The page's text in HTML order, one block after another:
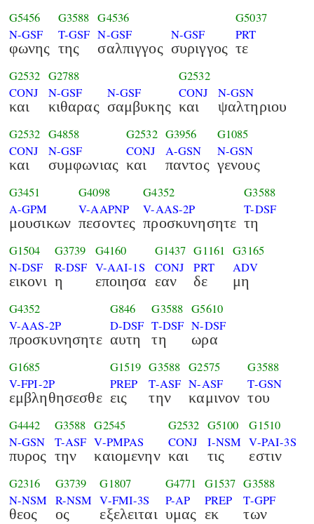
G5456
N-GSF
φωνης
G3588
T-GSF
της
G4536
N-GSF
σαλπιγγος
N-GSF
συριγγος
G5037
PRT
τε
G2532
CONJ
και
G2788
N-GSF
κιθαρας
N-GSF
σαμβυκης
G2532
CONJ
και
N-GSN
ψαλτηριου
G2532
CONJ
και
G4858
N-GSF
συμφωνιας
G2532
CONJ
και
G3956
A-GSN
παντος
G1085
N-GSN
γενους
G3451
A-GPM
μουσικων
G4098
V-AAPNP
πεσοντες
G4352
V-AAS-2P
προσκυνησητε
G3588
T-DSF
τη
G1504
N-DSF
εικονι
G3739
R-DSF
η
G4160
V-AAI-1S
εποιησα
G1437
CONJ
εαν
G1161
PRT
δε
G3165
ADV
μη
G4352
V-AAS-2P
προσκυνησητε
G846
D-DSF
αυτη
G3588
T-DSF
τη
G5610
N-DSF
ωρα
G1685
V-FPI-2P
εμβληθησεσθε
G1519
PREP
εις
G3588
T-ASF
την
G2575
N-ASF
καμινον
G3588
T-GSN
του
G4442
N-GSN
πυρος
G3588
T-ASF
την
G2545
V-PMPAS
καιομενην
G2532
CONJ
και
G5100
I-NSM
τις
G1510
V-PAI-3S
εστιν
G2316
N-NSM
θεος
G3739
R-NSM
ος
G1807
V-FMI-3S
εξελειται
G4771
P-AP
υμας
G1537
PREP
εκ
G3588
T-GPF
των